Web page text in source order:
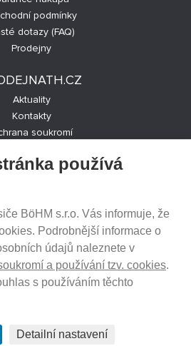
podmínky
dotazy (FAQ)
Prodejny
Aktuality
Kontakty
soukromí
NA SOCIÁLNÍCH SÍTÍCH
NA SPLÁTKY
- 2026 ProdejnaTH
používá
BöHM s.r.o. Vás informuje, že
Podrobnější informace o
údajů naleznete v
a používání tzv. cookies.
s používáním těchto
Detailní nastavení